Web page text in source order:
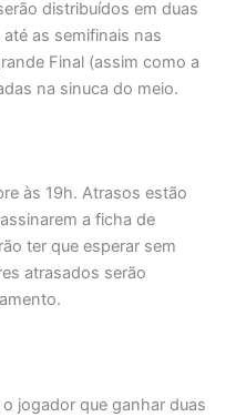
distribuídos em duas
as semifinais nas
Final (assim como a
na sinuca do meio.
às 19h. Atrasos estão
a ficha de
ter que esperar sem
atrasados serão
jogador que ganhar duas